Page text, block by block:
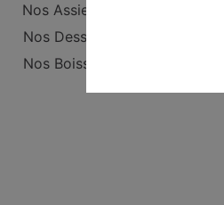
Nos Assiettes
Nos Desserts
Nos Boissons